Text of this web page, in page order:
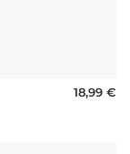
18,99 €